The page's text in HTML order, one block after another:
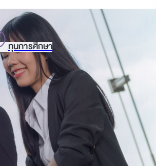
ทุนการศึกษา